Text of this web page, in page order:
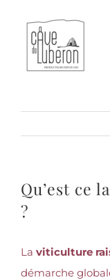
contenu
Qu’est ce
?
La viticulture
démarche